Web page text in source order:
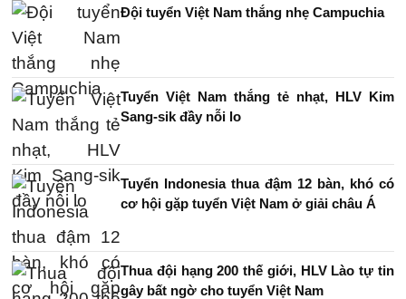
Đội tuyển Việt Nam thắng nhẹ Campuchia
Tuyển Việt Nam thắng tẻ nhạt, HLV Kim
Sang-sik đầy nỗi lo
Tuyển Indonesia thua đậm 12 bàn, khó có
cơ hội gặp tuyển Việt Nam ở giải châu Á
Thua đội hạng 200 thế giới, HLV Lào tự tin
gây bất ngờ cho tuyển Việt Nam